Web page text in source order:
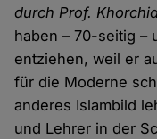
durch Prof.
haben – 70-seitig –
entziehen, weil er
für die Moderne
anderes Islambild
und Lehrer in der